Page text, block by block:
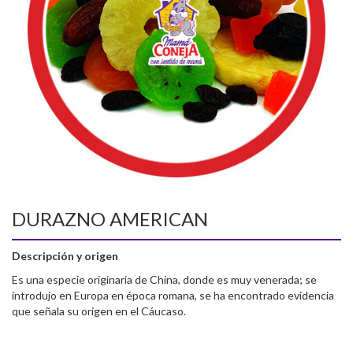
DURAZNO AMERICAN
Descripción y origen
Es una especie originaria de China, donde es muy venerada; se
introdujo en Europa en época romana, se ha encontrado evidencia
que señala su origen en el Cáucaso.